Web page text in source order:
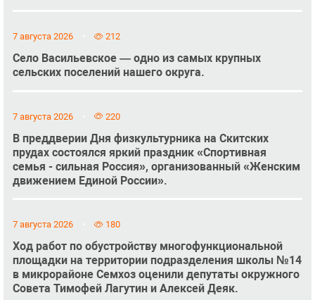
7 августа 2026 212
Село Васильевское — одно из самых крупных
сельских поселений нашего округа.
7 августа 2026 220
В преддверии Дня физкультурника на Скитских
прудах состоялся яркий праздник «Спортивная
семья - сильная Россия», организованный «Женским
движением Единой России».
7 августа 2026 180
Ход работ по обустройству многофункциональной
площадки на территории подразделения школы №14
в микрорайоне Семхоз оценили депутаты окружного
Совета Тимофей Лагутин и Алексей Деяк.